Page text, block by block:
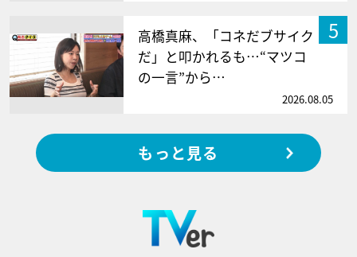
5
高橋真麻、「コネだブサイク
だ」と叩かれるも…“マツコ
の一言”から…
2026.08.05
もっと見る